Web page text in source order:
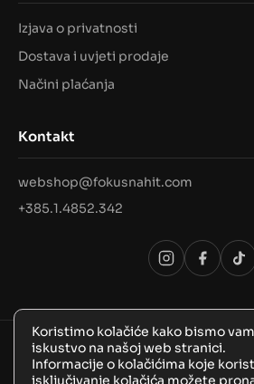
Izjava o privatnosti
Dostava i uvjeti prodaje
Načini plaćanja
Kontakt
webshop@fokusnahit.com
+385.1.4852.342
© 2026 Sva prava pridržana,
Koristimo kolačiće kako bismo
iskustvo na našoj web stranici.
Informacije o kolačićima koje
isključivanje kolačića možete